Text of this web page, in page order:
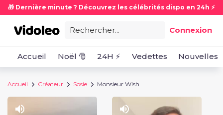
🎁 Dernière minute ? Découvrez les célébrités dispo en 24h ⚡
Rechercher... Connexion
Accueil Noël 🎅 24H ⚡ Vedettes Nouvelles
Accueil Créateur Sosie Monsieur Wish